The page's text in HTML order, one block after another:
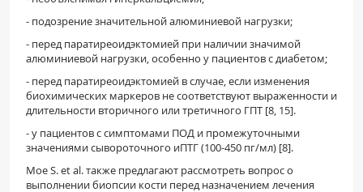
- подозрение значительной алюминиевой нагрузки;
- перед паратиреоидэктомией при наличии значимой
алюминиевой нагрузки, особенно у пациентов с диабетом;
- перед паратиреоидэктомией в случае, если изменения
биохимических маркеров не соответствуют выраженности и
длительности вторичного или третичного ГПТ [8, 15].
- у пациентов с симптомами ПОД и промежуточными
значениями сывороточного иПТГ (100-450 пг/мл) [8].
Moe S. et al. также предлагают рассмотреть вопрос о
выполнении биопсии кости перед назначением лечения